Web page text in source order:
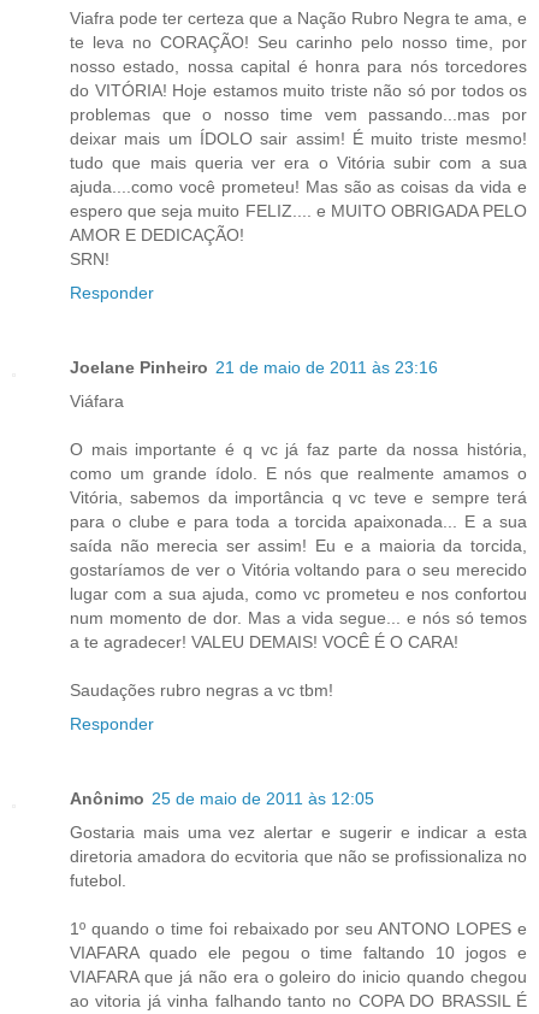
Viafra pode ter certeza que a Nação Rubro Negra te ama, e
te leva no CORAÇÃO! Seu carinho pelo nosso time, por
nosso estado, nossa capital é honra para nós torcedores
do VITÓRIA! Hoje estamos muito triste não só por todos os
problemas que o nosso time vem passando...mas por
deixar mais um ÍDOLO sair assim! É muito triste mesmo!
tudo que mais queria ver era o Vitória subir com a sua
ajuda....como você prometeu! Mas são as coisas da vida e
espero que seja muito FELIZ.... e MUITO OBRIGADA PELO
AMOR E DEDICAÇÃO!
SRN!
Responder
Joelane Pinheiro 21 de maio de 2011 às 23:16
Viáfara
O mais importante é q vc já faz parte da nossa história,
como um grande ídolo. E nós que realmente amamos o
Vitória, sabemos da importância q vc teve e sempre terá
para o clube e para toda a torcida apaixonada... E a sua
saída não merecia ser assim! Eu e a maioria da torcida,
gostaríamos de ver o Vitória voltando para o seu merecido
lugar com a sua ajuda, como vc prometeu e nos confortou
num momento de dor. Mas a vida segue... e nós só temos
a te agradecer! VALEU DEMAIS! VOCÊ É O CARA!
Saudações rubro negras a vc tbm!
Responder
Anônimo 25 de maio de 2011 às 12:05
Gostaria mais uma vez alertar e sugerir e indicar a esta
diretoria amadora do ecvitoria que não se profissionaliza no
futebol.
1º quando o time foi rebaixado por seu ANTONO LOPES e
VIAFARA quado ele pegou o time faltando 10 jogos e
VIAFARA que já não era o goleiro do inicio quando chegou
ao vitoria já vinha falhando tanto no COPA DO BRASSIL É